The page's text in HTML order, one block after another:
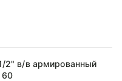
2" в/в армированный
60